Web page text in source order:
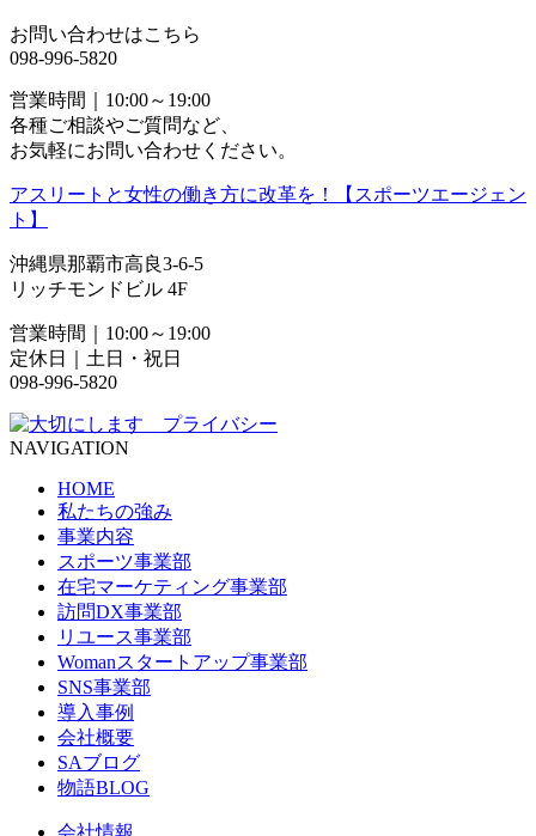
お問い合わせはこちら
098-996-5820
営業時間｜10:00～19:00
各種ご相談やご質問など、
お気軽にお問い合わせください。
アスリートと女性の働き方に改革を！【スポーツエージェン
ト】
沖縄県那覇市高良3-6-5
リッチモンドビル 4F
営業時間｜10:00～19:00
定休日｜土日・祝日
098-996-5820
NAVIGATION
HOME
私たちの強み
事業内容
スポーツ事業部
在宅マーケティング事業部
訪問DX事業部
リユース事業部
Womanスタートアップ事業部
SNS事業部
導入事例
会社概要
SAブログ
物語BLOG
会社情報